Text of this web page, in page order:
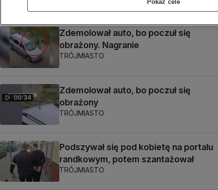
Zdemolował auto, bo poczuł się
obrażony. Nagranie
TRÓJMIASTO
00:34
Zdemolował auto, bo poczuł się
obrażony
TRÓJMIASTO
Podszywał się pod kobietę na portalu
randkowym, potem szantażował
TRÓJMIASTO
Pokaż cele